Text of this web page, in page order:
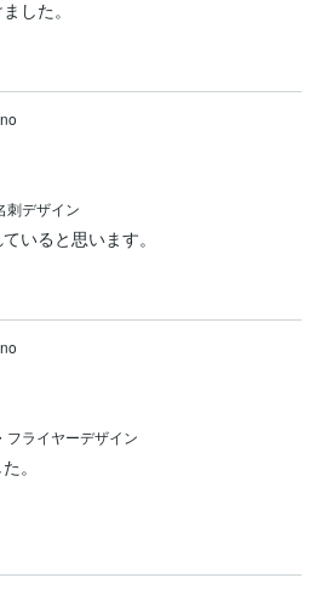
した。
刺デザイン
いると思います。
フライヤーデザイン